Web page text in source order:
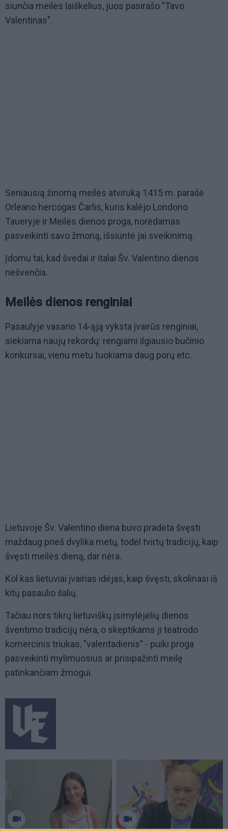
siunčia meilės laiškelius, juos pasirašo "Tavo
Valentinas".
Seniausią žinomą meilės atviruką 1415 m. parašė
Orleano hercogas Čarlis, kuris kalėjo Londono
Taueryje ir Meilės dienos proga, norėdamas
pasveikinti savo žmoną, išsiuntė jai sveikinimą.
Įdomu tai, kad švedai ir italai Šv. Valentino dienos
nešvenčia.
Meilės dienos renginiai
Pasaulyje vasario 14-ąją vyksta įvairūs renginiai,
siekiama naujų rekordų: rengiami ilgiausio bučinio
konkursai, vienu metu tuokiama daug porų etc.
Lietuvoje Šv. Valentino diena buvo pradėta švęsti
maždaug prieš dvylika metų, todėl tvirtų tradicijų, kaip
švęsti meilės dieną, dar nėra.
Kol kas lietuviai įvairias idėjas, kaip švęsti, skolinasi iš
kitų pasaulio šalių.
Tačiau nors tikrų lietuviškų įsimylėjėlių dienos
šventimo tradicijų nėra, o skeptikams ji teatrodo
komercinis triukas, "valentadienis" - puiki proga
pasveikinti mylimuosius ar prisipažinti meilę
patinkančiam žmogui.